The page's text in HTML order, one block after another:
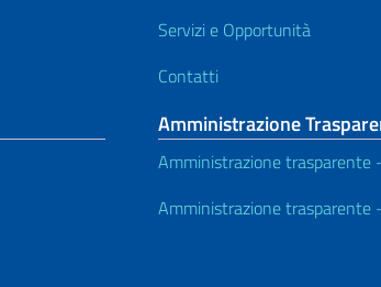
Servizi e Opportunità
Contatti
Amministrazione
Amministrazione trasparente
Amministrazione trasparente